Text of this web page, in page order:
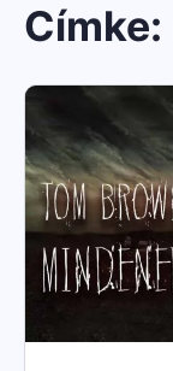
Címke: